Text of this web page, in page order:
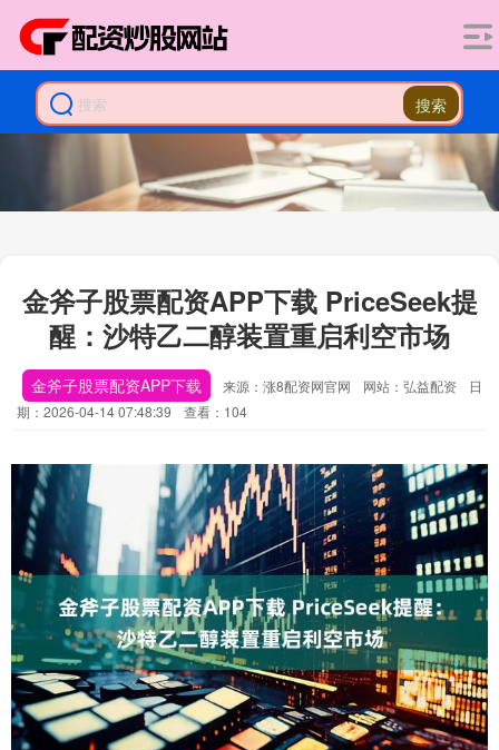
搜索
金斧子股票配资APP下载 PriceSeek提
醒：沙特乙二醇装置重启利空市场
金斧子股票配资APP下载 来源：涨8配资网官网 网站：弘益配资
日
期：2026-04-14 07:48:39
查看：104